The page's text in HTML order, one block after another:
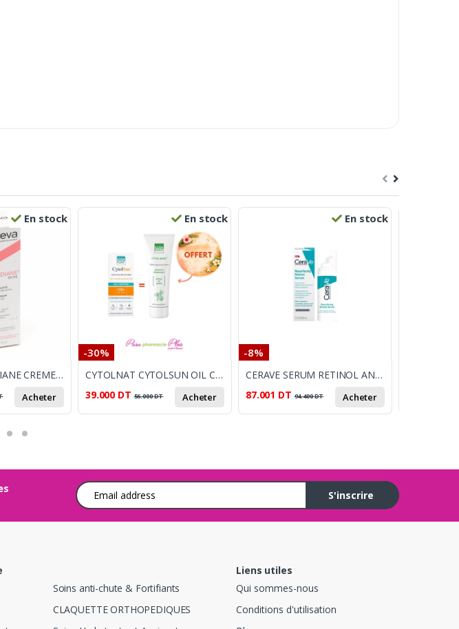
En stock
NOREVA SENSIDIANE CREME RICHE APISANTE 40ML
Acheter
En stock
-30%
CYTOLNAT CYTOLSUN OIL CONTROL 50 ML +CYTOL BASI 50ML OFFERTE
39.000 DT 56.000DT Acheter
En stock
-8%
CERAVE SERUM RETINOL ANTI-MARQUES 30ML
87.001 DT 94.400DT Acheter
Adresse e-mail
S'inscrire
Soins anti-chute & Fortifiants
CLAQUETTE ORTHOPEDIQUES
Liens utiles
Qui sommes-nous
Conditions d'utilisation